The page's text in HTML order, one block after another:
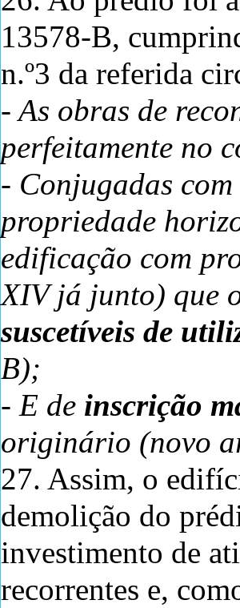
13578-B,
n.º3 da referida
- As obras de
perfeitamente no
- Conjugadas
propriedade
edificação com
XIV já junto) que
suscetíveis de
B);
- E de inscrição
originário (novo
27. Assim, o
demolição do
investimento de
recorrentes e,